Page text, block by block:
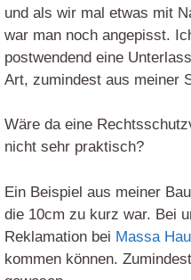
und als wir mal etwas mit
war man noch angepisst.
postwendend eine
Art, zumindest aus meiner
Wäre da eine
nicht sehr praktisch?
Ein Beispiel aus meiner
die 10cm zu kurz war. Bei
Reklamation bei Massa
kommen können.